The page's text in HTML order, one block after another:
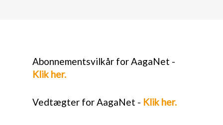
Abonnementsvilkår for AagaNet -
Klik her.
Vedtægter for AagaNet - Klik her.